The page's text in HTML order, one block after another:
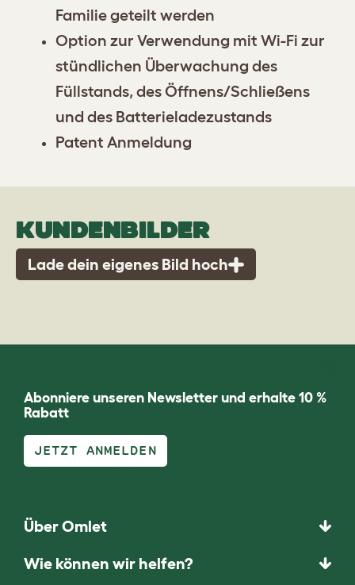
Familie geteilt werden
Option zur Verwendung mit Wi-Fi zur
stündlichen Überwachung des
Füllstands, des Öffnens/Schließens
und des Batterieladezustands
Patent Anmeldung
KUNDENBILDER
Lade dein eigenes Bild hoch
Abonniere unseren Newsletter und erhalte 10 %
Rabatt
JETZT ANMELDEN
Über Omlet
Wie können wir helfen?